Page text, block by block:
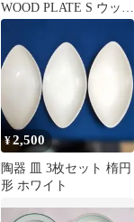
WOOD PLATE S ウッド
プレート 木製トレイ
¥2,500
陶器 皿 3枚セット 楕円
形 ホワイト